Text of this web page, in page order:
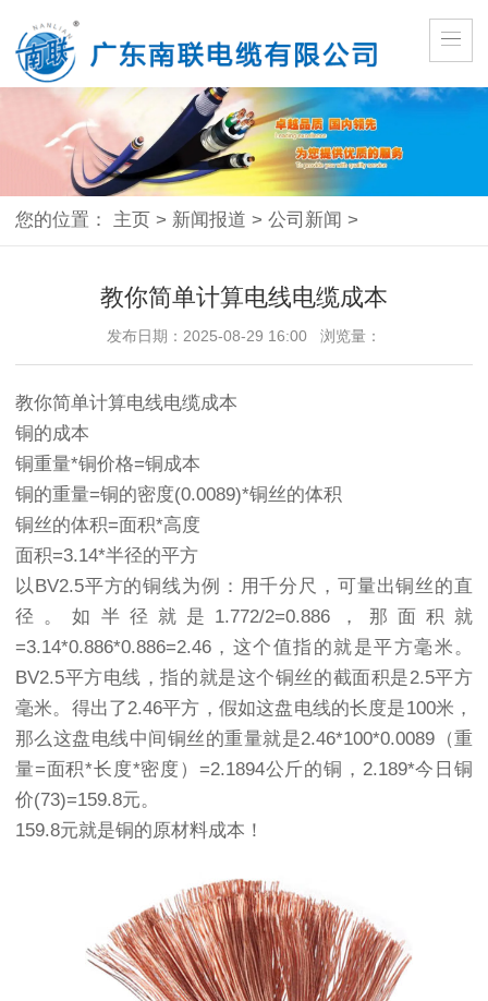
您的位置： 主页 > 新闻报道 > 公司新闻 >
教你简单计算电线电缆成本
发布日期：2025-08-29 16:00 浏览量：
教你简单计算电线电缆成本
铜的成本
铜重量*铜价格=铜成本
铜的重量=铜的密度(0.0089)*铜丝的体积
铜丝的体积=面积*高度
面积=3.14*半径的平方
以BV2.5平方的铜线为例：用千分尺，可量出铜丝的直
径。如半径就是1.772/2=0.886，那面积就
=3.14*0.886*0.886=2.46，这个值指的就是平方毫米。
BV2.5平方电线，指的就是这个铜丝的截面积是2.5平方
毫米。得出了2.46平方，假如这盘电线的长度是100米，
那么这盘电线中间铜丝的重量就是2.46*100*0.0089（重
量=面积*长度*密度）=2.1894公斤的铜，2.189*今日铜
价(73)=159.8元。
159.8元就是铜的原材料成本！